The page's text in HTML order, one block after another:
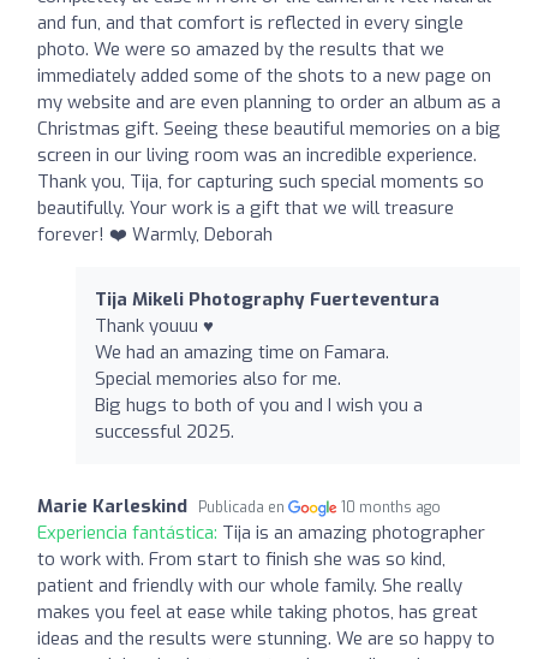
and fun, and that comfort is reflected in every single
photo. We were so amazed by the results that we
immediately added some of the shots to a new page on
my website and are even planning to order an album as a
Christmas gift. Seeing these beautiful memories on a big
screen in our living room was an incredible experience.
Thank you, Tija, for capturing such special moments so
beautifully. Your work is a gift that we will treasure
forever! ❤️ Warmly, Deborah
Tija Mikeli Photography Fuerteventura
Thank youuu ♥️
We had an amazing time on Famara.
Special memories also for me.
Big hugs to both of you and I wish you a
successful 2025.
Marie Karleskind Publicada en 10 months ago
Experiencia fantástica: Tija is an amazing photographer
to work with. From start to finish she was so kind,
patient and friendly with our whole family. She really
makes you feel at ease while taking photos, has great
ideas and the results were stunning. We are so happy to